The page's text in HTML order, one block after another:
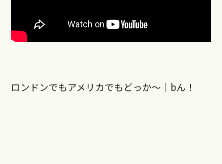
ロンドンでもアメリカでもどっか〜｜bん！